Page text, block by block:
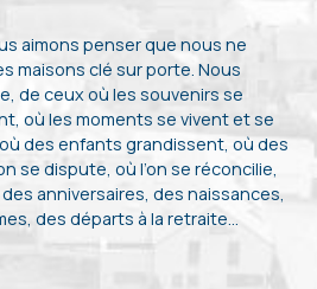
aimons penser que nous ne
maisons clé sur porte. Nous
de ceux où les souvenirs se
où les moments se vivent et se
des enfants grandissent, où des
se dispute, où l’on se réconcilie,
anniversaires, des naissances,
des départs à la retraite…